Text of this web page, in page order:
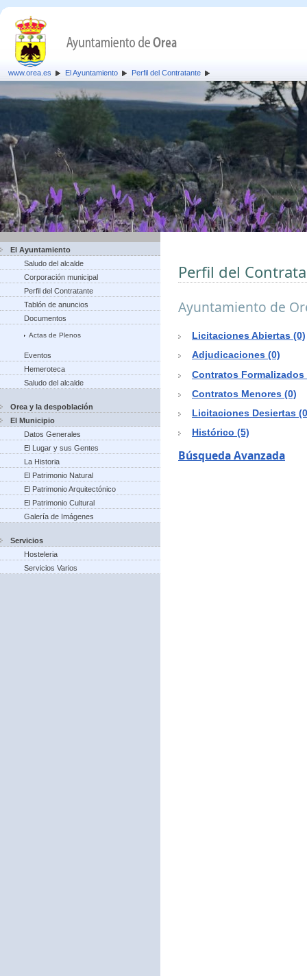
www.orea.es El Ayuntamiento Perfil del Contratante
El Ayuntamiento
Saludo del alcalde
Corporación municipal
Perfil del Contratante
Tablón de anuncios
Documentos
Actas de Plenos
Eventos
Hemeroteca
Saludo del alcalde
Orea y la despoblación
El Municipio
Datos Generales
El Lugar y sus Gentes
La Historia
El Patrimonio Natural
El Patrimonio Arquitectónico
El Patrimonio Cultural
Galería de Imágenes
Servicios
Hosteleria
Servicios Varios
Perfil del
Ayuntamiento de
Licitaciones Abiertas (0)
Adjudicaciones (0)
Contratos Formalizados
Contratos Menores (0)
Licitaciones Desiertas
Histórico (5)
Búsqueda Avanzada